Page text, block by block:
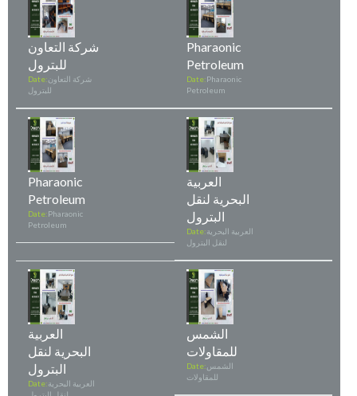
شركة التعاون
للبترول
Date:شركة التعاون
للبترول
Pharaonic
Petroleum
Date:Pharaonic
Petroleum
Pharaonic
Petroleum
Date:Pharaonic
Petroleum
العربية
البحرية لنقل
البترول
Date:العربية البحرية
لنقل البترول
العربية
البحرية لنقل
البترول
Date:العربية البحرية
الشمس
للمقاولات
Date:الشمس
للمقاولات